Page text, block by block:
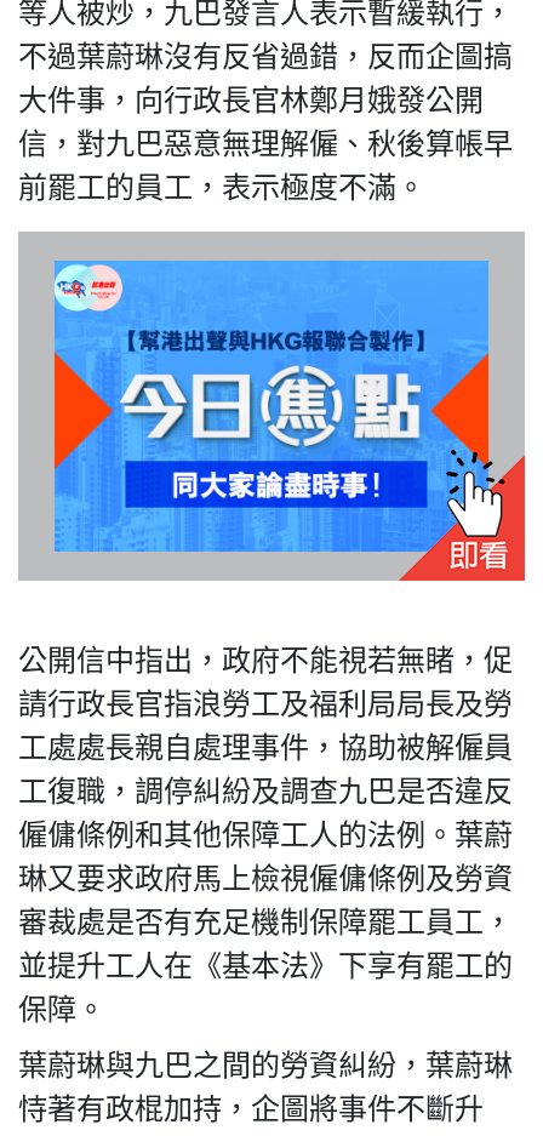
關於我們
我們的立場
登記支持
聯絡我們
私
隱
政
策
及
免
責
聲
明
2018
Silent
Majority
For
等人被炒，九巴發言人表示暫緩執行，
不過葉蔚琳沒有反省過錯，反而企圖搞
大件事，向行政長官林鄭月娥發公開
信，對九巴惡意無理解僱、秋後算帳早
前罷工的員工，表示極度不滿。
公開信中指出，政府不能視若無睹，促
請行政長官指浪勞工及福利局局長及勞
工處處長親自處理事件，協助被解僱員
工復職，調停糾紛及調查九巴是否違反
僱傭條例和其他保障工人的法例。葉蔚
琳又要求政府馬上檢視僱傭條例及勞資
審裁處是否有充足機制保障罷工員工，
並提升工人在《基本法》下享有罷工的
保障。
葉蔚琳與九巴之間的勞資糾紛，葉蔚琳
恃著有政棍加持，企圖將事件不斷升